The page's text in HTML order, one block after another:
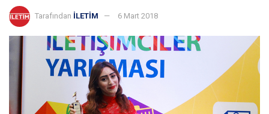
Tarafından İLETİM 6 Mart 2018